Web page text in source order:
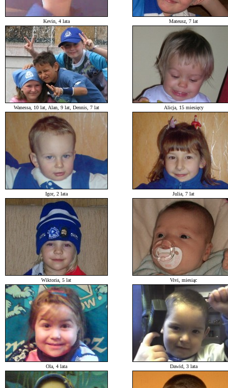
Kevin, 4 lata Mateusz, 7 lat
Wanessa, 10 lat, Alan, 9 lat, Dennis, 7 lat Alicja, 15 miesięcy
Igor, 2 lata Julia, 7 lat
Wiktoria, 5 lat Vivi, miesiąc
Ola, 4 lata Dawid, 3 lata